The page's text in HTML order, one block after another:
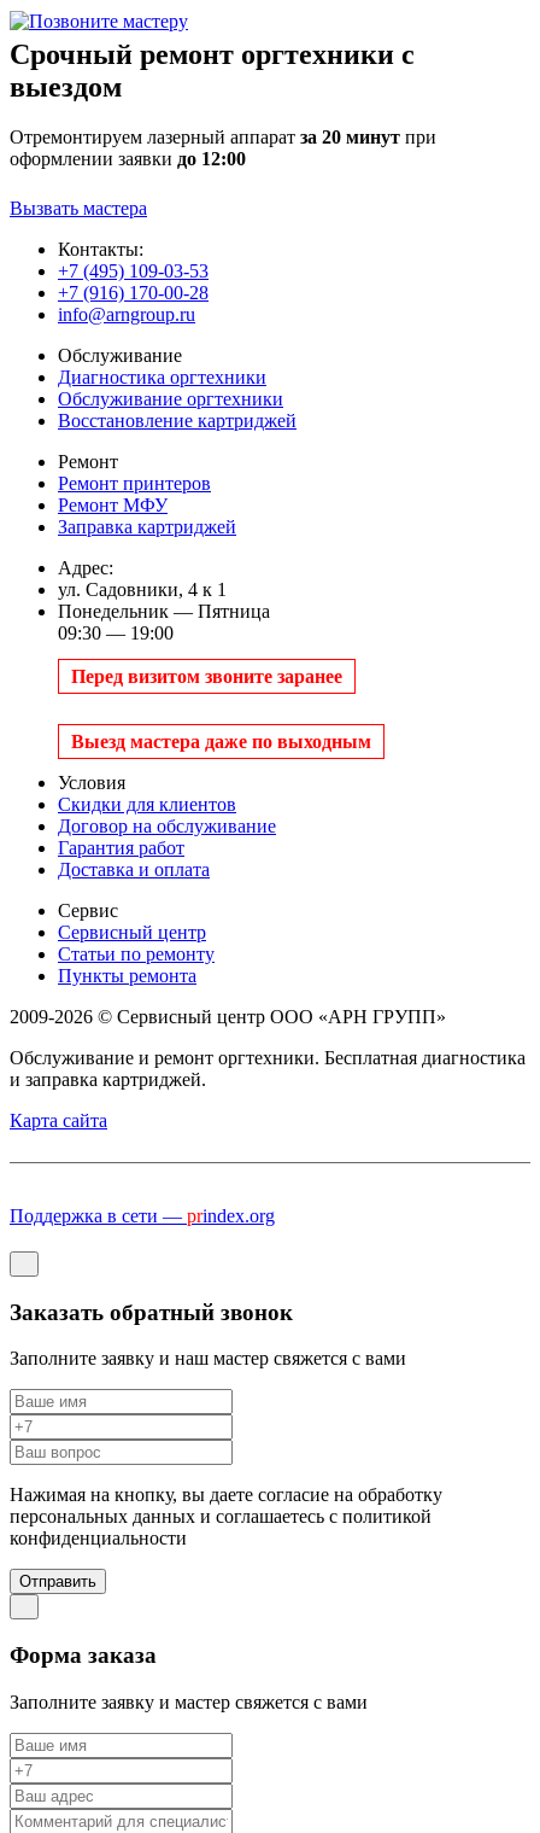
Срочный ремонт оргтехники с
выездом
Отремонтируем лазерный аппарат за 20 минут при
оформлении заявки до 12:00
Вызвать мастера
Контакты:
+7 (495) 109-03-53
+7 (916) 170-00-28
info@arngroup.ru
Обслуживание
Диагностика оргтехники
Обслуживание оргтехники
Восстановление картриджей
Ремонт
Ремонт принтеров
Ремонт МФУ
Заправка картриджей
Адрес:
ул. Садовники, 4 к 1
Понедельник — Пятница
09:30 — 19:00
Перед визитом звоните заранее
Выезд мастера даже по выходным
Условия
Скидки для клиентов
Договор на обслуживание
Гарантия работ
Доставка и оплата
Сервис
Сервисный центр
Статьи по ремонту
Пункты ремонта
2009-2026 © Сервисный центр ООО «АРН ГРУПП»
Обслуживание и ремонт оргтехники. Бесплатная диагностика
и заправка картриджей.
Карта сайта
Поддержка в сети — prindex.org
Заказать обратный звонок
Заполните заявку и наш мастер свяжется с вами
Нажимая на кнопку, вы даете согласие на обработку
персональных данных и соглашаетесь c политикой
конфиденциальности
Отправить
Форма заказа
Заполните заявку и мастер свяжется с вами